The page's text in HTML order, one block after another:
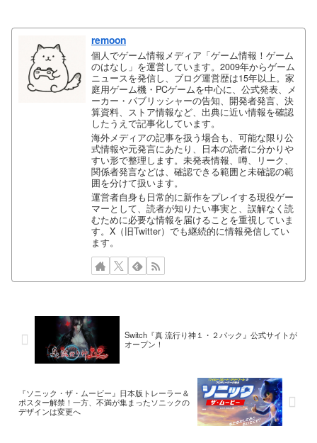
remoon
個人でゲーム情報メディア「ゲーム情報！ゲーム
のはなし」を運営しています。2009年からゲーム
ニュースを発信し、ブログ運営歴は15年以上。家
庭用ゲーム機・PCゲームを中心に、公式発表、メ
ーカー・パブリッシャーの告知、開発者発言、決
算資料、ストア情報など、出典に近い情報を確認
したうえで記事化しています。
海外メディアの記事を扱う場合も、可能な限り公
式情報や元発言にあたり、日本の読者に分かりや
すい形で整理します。未発表情報、噂、リーク、
関係者発言などは、確認できる範囲と未確認の範
囲を分けて扱います。
運営者自身も日常的に新作をプレイする現役ゲー
マーとして、読者が知りたい事実と、誤解なく読
むために必要な情報を届けることを重視していま
す。X（旧Twitter）でも継続的に情報発信してい
ます。
Switch『真 流行り神１・２パック』公式サイトが
オープン！
『ソニック・ザ・ムービー』日本版トレーラー＆
ポスター解禁！一方、不満が集まったソニックの
デザインは変更へ